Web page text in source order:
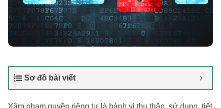
Sơ đồ bài viết
Xâm phạm quyền riêng tư là hành vi thu thập, sử dụng, tiết